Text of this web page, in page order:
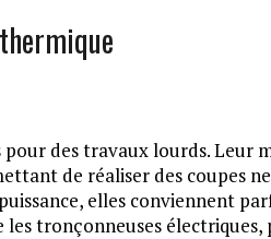
des travaux lourds. Leur
de réaliser des coupes
elles conviennent
les tronçonneuses